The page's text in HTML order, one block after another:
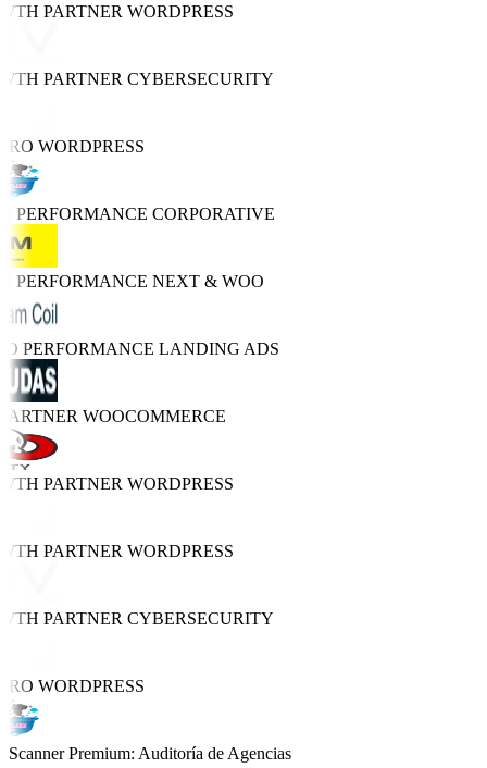
PARTNERWORDPRESS
PARTNERCYBERSECURITY
WORDPRESS
PERFORMANCECORPORATIVE
PERFORMANCENEXT & WOO
PERFORMANCELANDING ADS
WOOCOMMERCE
PARTNERWORDPRESS
PARTNERWORDPRESS
PARTNERCYBERSECURITY
WORDPRESS
Scanner Premium: Auditoría de Agencias